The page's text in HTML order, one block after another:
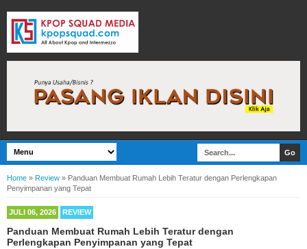
Home » Review » Panduan Membuat Rumah Lebih Teratur dengan Perlengkapan
Penyimpanan yang Tepat
JULI 06, 2026 REVIEW
Panduan Membuat Rumah Lebih Teratur dengan
Perlengkapan Penyimpanan yang Tepat